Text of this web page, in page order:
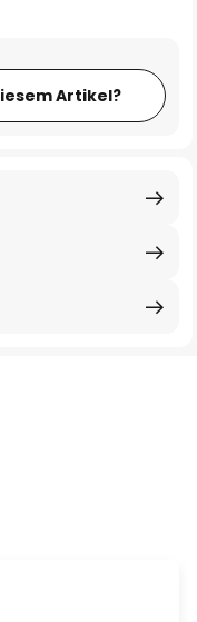
Artikel?